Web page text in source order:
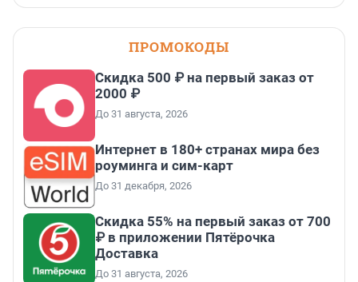
ПРОМОКОДЫ
Скидка 500 ₽ на первый заказ от
2000 ₽
До 31 августа, 2026
Интернет в 180+ странах мира без
роуминга и сим-карт
До 31 декабря, 2026
Скидка 55% на первый заказ от 700
₽ в приложении Пятёрочка
Доставка
До 31 августа, 2026